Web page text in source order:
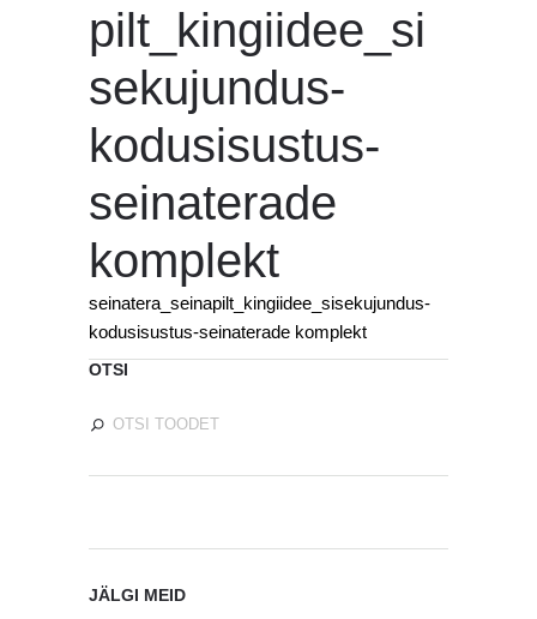
pilt_kingiidee_si
sekujundus-
kodusisustus-
seinaterade
komplekt
seinatera_seinapilt_kingiidee_sisekujundus-
kodusisustus-seinaterade komplekt
OTSI
JÄLGI MEID